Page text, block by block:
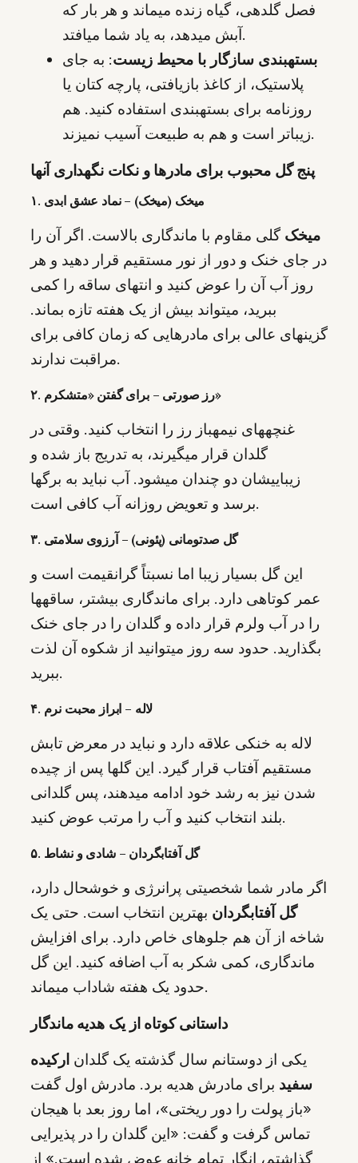
فصل گلدهی، گیاه زنده میماند و هر بار که
آبش میدهد، به یاد شما میافتد.
بستهبندی سازگار با محیط زیست: به جای
پلاستیک، از کاغذ بازیافتی، پارچه کتان یا
روزنامه برای بستهبندی استفاده کنید. هم
زیباتر است و هم به طبیعت آسیب نمیزند.
پنج گل محبوب برای مادرها و نکات نگهداری آنها
۱. میخک (میخک) – نماد عشق ابدی
میخک گلی مقاوم با ماندگاری بالاست. اگر آن را
در جای خنک و دور از نور مستقیم قرار دهید و هر
روز آب آن را عوض کنید و انتهای ساقه را کمی
ببرید، میتواند بیش از یک هفته تازه بماند.
گزینهای عالی برای مادرهایی که زمان کافی برای
مراقبت ندارند.
۲. رز صورتی – برای گفتن «متشکرم»
غنچههای نیمهباز رز را انتخاب کنید. وقتی در
گلدان قرار میگیرند، به تدریج باز شده و
زیباییشان دو چندان میشود. آب نباید به برگها
برسد و تعویض روزانه آب کافی است.
۳. گل صدتومانی (پئونی) – آرزوی سلامتی
این گل بسیار زیبا اما نسبتاً گرانقیمت است و
عمر کوتاهی دارد. برای ماندگاری بیشتر، ساقهها
را در آب ولرم قرار داده و گلدان را در جای خنک
بگذارید. حدود سه روز میتوانید از شکوه آن لذت
ببرید.
۴. لاله – ابراز محبت نرم
لاله به خنکی علاقه دارد و نباید در معرض تابش
مستقیم آفتاب قرار گیرد. این گلها پس از چیده
شدن نیز به رشد خود ادامه میدهند، پس گلدانی
بلند انتخاب کنید و آب را مرتب عوض کنید.
۵. گل آفتابگردان – شادی و نشاط
اگر مادر شما شخصیتی پرانرژی و خوشحال دارد،
گل آفتابگردان بهترین انتخاب است. حتی یک
شاخه از آن هم جلوهای خاص دارد. برای افزایش
ماندگاری، کمی شکر به آب اضافه کنید. این گل
حدود یک هفته شاداب میماند.
داستانی کوتاه از یک هدیه ماندگار
یکی از دوستانم سال گذشته یک گلدان ارکیده
سفید برای مادرش هدیه برد. مادرش اول گفت
«باز پولت را دور ریختی»، اما روز بعد با هیجان
تماس گرفت و گفت: «این گلدان را در پذیرایی
گذاشتم، انگار تمام خانه عوض شده است.» از